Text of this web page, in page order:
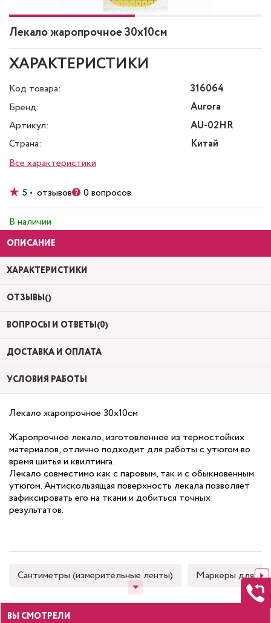
Лекало жаропрочное 30х10см
ХАРАКТЕРИСТИКИ
Код товара:
316064
Бренд:
Aurora
Артикул:
AU-02HR
Страна:
Китай
Все характеристики
5 • отзывов 0 вопросов
В наличии
ОПИСАНИЕ
ХАРАКТЕРИСТИКИ
ОТЗЫВЫ()
ВОПРОСЫ И ОТВЕТЫ(0)
ДОСТАВКА И ОПЛАТА
УСЛОВИЯ РАБОТЫ
Лекало жаропрочное 30х10см
Жаропрочное лекало, изготовленное из термостойких
материалов, отлично подходит для работы с утюгом во
время шитья и квилтинга.
Лекало совместимо как с паровым, так и с обыкновенным
утюгом. Антискользящая поверхность лекала позволяет
зафиксировать его на ткани и добиться точных
результатов.
Сантиметры (измерительные ленты) Маркеры для
ВЫ СМОТРЕЛИ